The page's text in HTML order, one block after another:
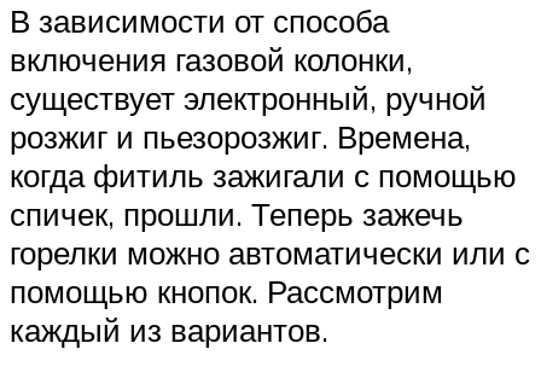
В зависимости от способа
включения газовой колонки,
существует электронный, ручной
розжиг и пьезорозжиг. Времена,
когда фитиль зажигали с помощью
спичек, прошли. Теперь зажечь
горелки можно автоматически или с
помощью кнопок. Рассмотрим
каждый из вариантов.